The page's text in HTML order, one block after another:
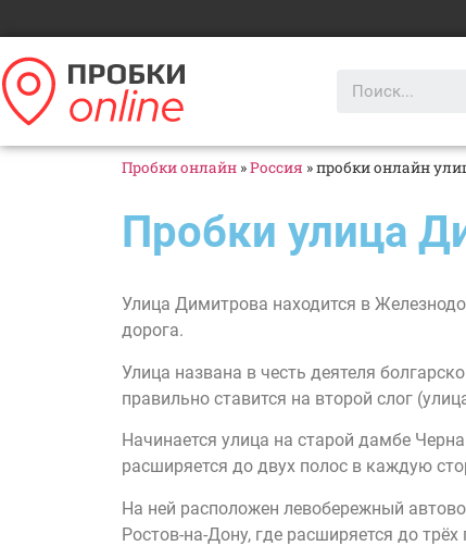
Пробки онлайн »Россия »пробки онлайн
Пробки улица
Улица Димитрова находится в
дорога.
Улица названа в честь деятеля
правильно ставится на второй слог
Начинается улица на старой дамбе
расширяется до двух полос в каждую
На ней расположен левобережный
Ростов-на-Дону, где расширяется до